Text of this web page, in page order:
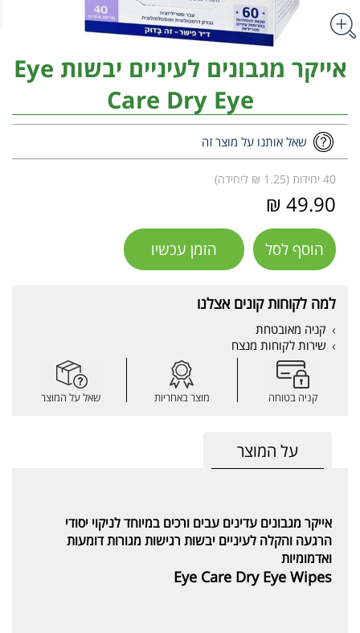
אייקר מגבונים לעיניים יבשות Eye
Care Dry Eye
שאל אותנו על מוצר זה
40 יחידות (1.25 ₪ ליחידה)
49.90 ₪
הוסף לסל הזמן עכשיו
למה לקוחות קונים אצלנו
קניה מאובטחת
שירות לקוחות מנצח
קניה בטוחה מוצר באחריות שאל על המוצר
על המוצר
אייקר מגבונים עדינים עבים ורכים במיוחד לניקוי יסודי
הרגעה והקלה לעיניים יבשות רגישות מגורות דומעות
ואדמומיות
Eye Care Dry Eye Wipes